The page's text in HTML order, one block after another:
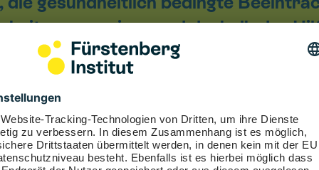
ausweisen und deshalb der
muss auf Dauer, voraussichtlich
XI) - Soziale